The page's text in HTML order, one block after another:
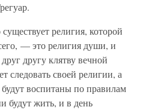
религия, которой
— это религия души, и
другу клятву вечной
своей религии, а
воспитаны по правилам
будут жить, и в день